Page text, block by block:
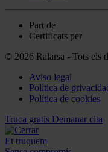
Part de
Certificats per
© 2026 Ralarsa - Tots els
Aviso legal
Política de
Política de cookies
Truca gratis Demanar cita
Et truquem